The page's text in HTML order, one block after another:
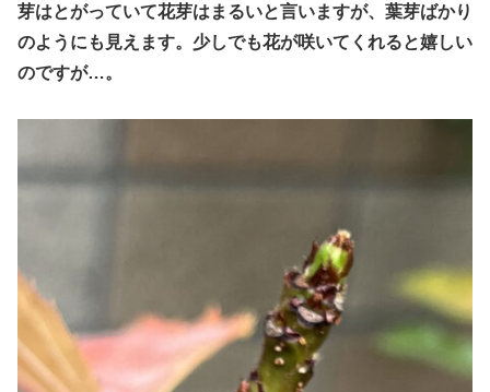
芽はとがっていて花芽はまるいと言いますが、葉芽ばかり
のようにも見えます。少しでも花が咲いてくれると嬉しい
のですが…。